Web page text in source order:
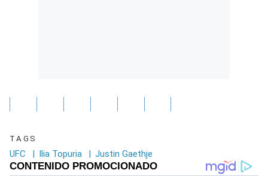
TAGS
UFC | Ilia Topuria | Justin Gaethje